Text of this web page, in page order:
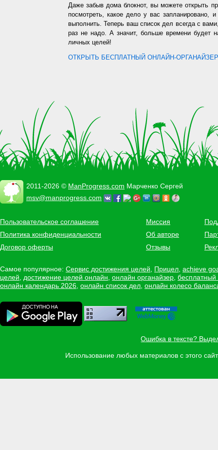
Даже забыв дома блокнот, вы можете открыть
посмотреть, какое дело у вас запланировано,
выполнить. Теперь ваш список дел всегда с
раз не надо. А значит, больше времени будет
личных целей!
ОТКРЫТЬ БЕСПЛАТНЫЙ ОНЛАЙН-
2011-2026 © ManProgress.com Марченко Сергей
msv@manprogress.com
Пользовательское соглашение
Политика конфиденциальности
Договор оферты
Миссия
Об авторе
Отзывы
Самое популярное: Сервис достижения целей Прицел achieve
целей
достижение целей онлайн онлайн органайзер
онлайн календарь 2026 онлайн список дел онлайн колесо
Ошибка в тексте?
Использование любых материалов с этого
Задать вопрос